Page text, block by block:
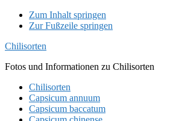
Zum Inhalt springen
Zur Fußzeile springen
Chilisorten
Fotos und Informationen zu Chilisorten
Chilisorten
Capsicum annuum
Capsicum baccatum